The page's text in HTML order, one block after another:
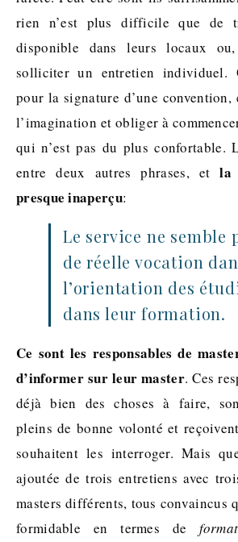
rien n’est plus difficile que de
disponible dans leurs locaux ou,
solliciter un entretien individuel.
pour la signature d’une convention,
l’imagination et obliger à
qui n’est pas du plus confortable.
entre deux autres phrases, etla
presque inaperçu:
Le service ne semble
de réelle vocation
l’orientation des
dans leur formation.
Ce sont les responsables de
d’informer sur leur master. Ces
déjà bien des choses à faire,
pleins de bonne volonté et
souhaitent les interroger. Mais
ajoutée de trois entretiens avec
masters différents, tous convaincus
formidable en termes de